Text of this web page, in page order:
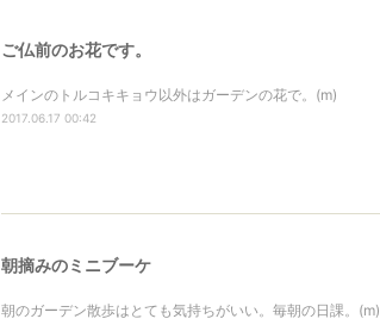
ご仏前のお花です。
メインのトルコキキョウ以外はガーデンの花で。(m)
2017.06.17 00:42
朝摘みのミニブーケ
朝のガーデン散歩はとても気持ちがいい。毎朝の日課。(m)